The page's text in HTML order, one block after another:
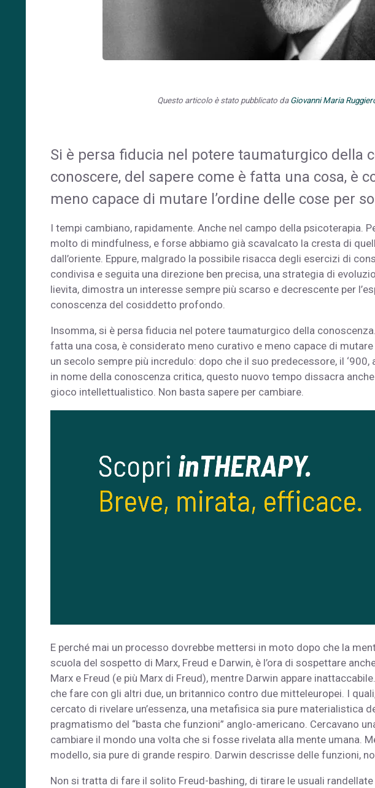
Questo articolo è stato pubblicato da Giovanni Maria
Si è persa fiducia nel potere taumaturgico della
conoscere, del sapere come è fatta una cosa, è
meno capace di mutare l’ordine delle cose per
I tempi cambiano, rapidamente. Anche nel campo della psicoterapia.
molto di mindfulness, e forse abbiamo già scavalcato la cresta di
dall’oriente. Eppure, malgrado la possibile risacca degli esercizi di
condivisa e seguita una direzione ben precisa, una strategia di
lievita, dimostra un interesse sempre più scarso e decrescente per
conoscenza del cosiddetto profondo.
Insomma, si è persa fiducia nel potere taumaturgico della
fatta una cosa, è considerato meno curativo e meno capace di
un secolo sempre più incredulo: dopo che il suo predecessore, il
in nome della conoscenza critica, questo nuovo tempo dissacra
gioco intellettualistico. Non basta sapere per cambiare.
E perché mai un processo dovrebbe mettersi in moto dopo che la
scuola del sospetto di Marx, Freud e Darwin, è l’ora di sospettare
Marx e Freud (e più Marx di Freud), mentre Darwin appare
che fare con gli altri due, un britannico contro due mitteleuropei. I
cercato di rivelare un’essenza, una metafisica sia pure materialistica
pragmatismo del “basta che funzioni” anglo-americano. Cercavano
cambiare il mondo una volta che si fosse rivelata alla mente umana.
modello, sia pure di grande respiro. Darwin descrisse delle funzioni,
Non si tratta di fare il solito Freud-bashing, di tirare le usuali